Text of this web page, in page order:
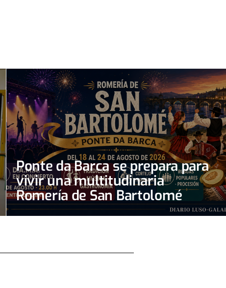
Ponte da Barca se prepara para
vivir una multitudinaria
Romería de San Bartolomé